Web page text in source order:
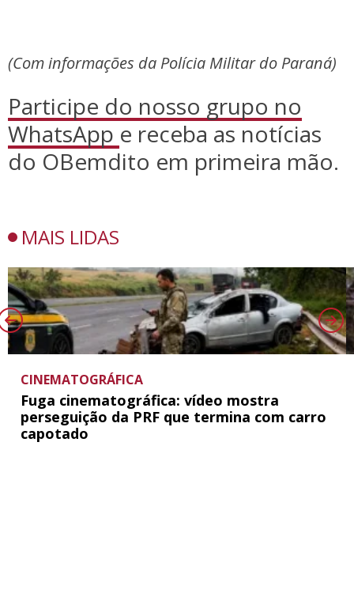
(Com informações da Polícia Militar do Paraná)
Participe do nosso grupo no
WhatsApp e receba as notícias
do OBemdito em primeira mão.
MAIS LIDAS
CINEMATOGRÁFICA
Fuga cinematográfica: vídeo mostra
perseguição da PRF que termina com carro
capotado